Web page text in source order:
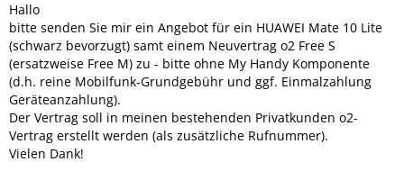
Hallo
bitte senden Sie mir ein Angebot für ein HUAWEI Mate 10 Lite
(schwarz bevorzugt) samt einem Neuvertrag o2 Free S
(ersatzweise Free M) zu - bitte ohne My Handy Komponente
(d.h. reine Mobilfunk-Grundgebühr und ggf. Einmalzahlung
Geräteanzahlung).
Der Vertrag soll in meinen bestehenden Privatkunden o2-
Vertrag erstellt werden (als zusätzliche Rufnummer).
Vielen Dank!